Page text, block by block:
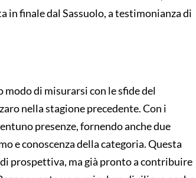
in finale dal Sassuolo, a testimonianza di
modo di misurarsi con le sfide del
nella stagione precedente. Con i
presenze, fornendo anche due
e conoscenza della categoria. Questa
prospettiva, ma già pronto a contribuire